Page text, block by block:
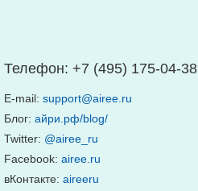
Телефон: +7 (495) 175-04-38
E-mail: support@airee.ru
Блог: айри.рф/blog/
Twitter: @airee_ru
Facebook: airee.ru
вКонтакте: aireeru